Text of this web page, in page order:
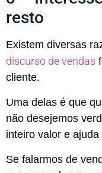
resto
Existem diversas
discurso de vendas
cliente.
Uma delas é que
não desejemos
inteiro valor e
Se falarmos de